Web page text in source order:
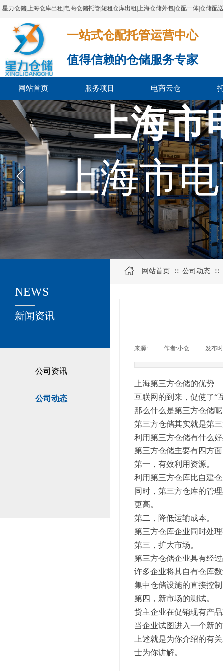
星力仓储|上海仓库出租|电商仓储托管|短租仓库出租|上海仓储外包|仓配一体|仓储配
一站式仓配托管运营中心​​​​​​​​​​​​​​​​​
值得信赖的仓储服务专家
网站首页 服务项目 电商云仓
上海市
上海市
公司资讯
公司动态
关于我们
新闻资讯
NEWS
网站首页 ∷ 公司动态 ∷
来源: 作者:小仓 发布
上海第三方仓储的优势
互联网的到来，促使了“
那么什么是第三方仓储
第三方仓储其实就是第
利用第三方仓储有什么
第三方仓储主要有四方
第一，有效利用资源。
利用第三方仓库比自建
同时，第三方仓库的管
更高。
第二，降低运输成本。
第三方仓库企业同时处
第三，扩大市场。
第三方仓储企业具有经
许多企业将其自有仓库
集中仓储设施的直接控
第四，新市场的测试。
货主企业在促销现有产
当企业试图进入一个新
上述就是为你介绍的有
士为你讲解。